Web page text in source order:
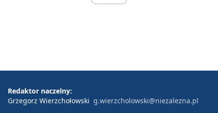
Redaktor naczelny:
Grzegorz Wierzchołowski g.wierzcholowski@niezalezna.pl